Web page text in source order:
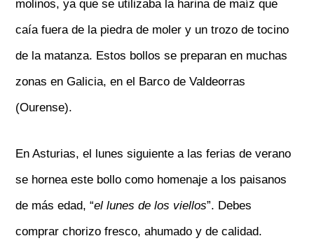
molinos, ya que se utilizaba la harina de maíz que
caía fuera de la piedra de moler y un trozo de tocino
de la matanza. Estos bollos se preparan en muchas
zonas en Galicia, en el Barco de Valdeorras
(Ourense).
En Asturias, el lunes siguiente a las ferias de verano
se hornea este bollo como homenaje a los paisanos
de más edad, “el lunes de los viellos”. Debes
comprar chorizo fresco, ahumado y de calidad.